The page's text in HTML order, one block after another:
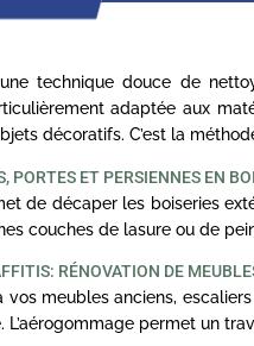
une technique douce de
adaptée aux
décoratifs. C’est la
PORTES ET PERSIENNES EN
de décaper les boiseries
couches de lasure ou de
RÉNOVATION DE
vos meubles anciens,
L’aérogommage permet un